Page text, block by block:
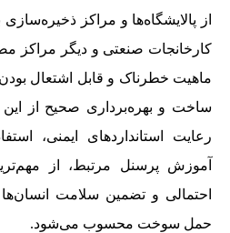
از پالایشگاه‌ها و مراکز
کارخانجات صنعتی و دیگر مراکز
ماهیت خطرناک و قابل اشتعال
ساخت و بهره‌برداری صحیح از این
رعایت استانداردهای ایمنی،
آموزش پرسنل مرتبط، از
احتمالی و تضمین سلامت
حمل سوخت محسوب می‌شود.